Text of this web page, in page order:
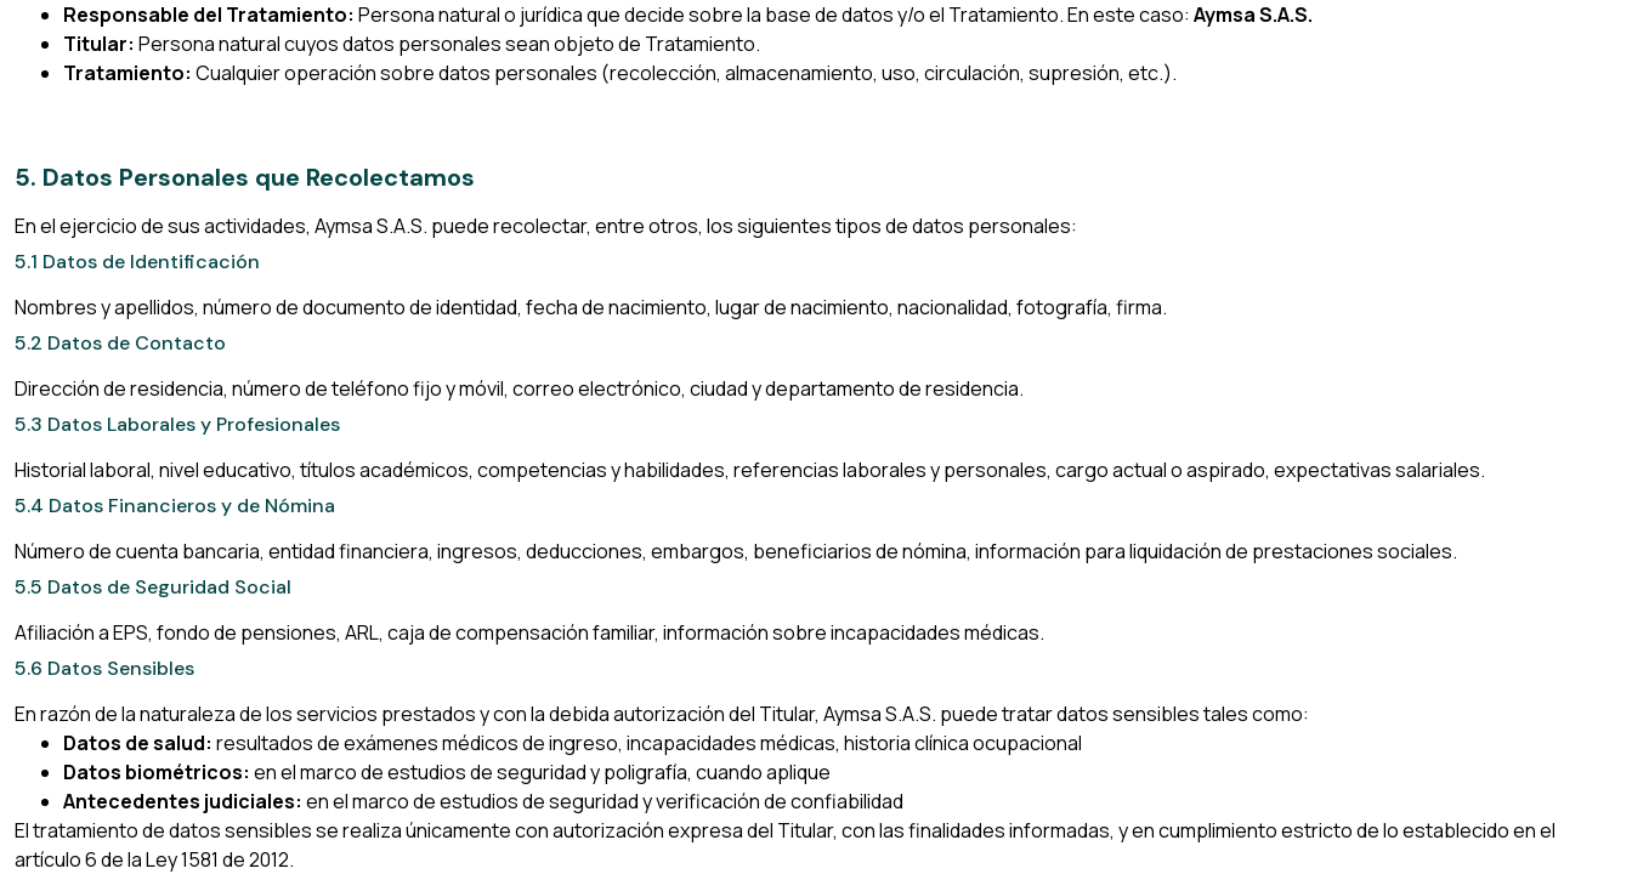
Responsable del Tratamiento: Persona natural o jurídica que decide sobre la base de datos y/o el Tratamiento. En este caso: Aymsa S.A.S.
Titular: Persona natural cuyos datos personales sean objeto de Tratamiento.
Tratamiento: Cualquier operación sobre datos personales (recolección, almacenamiento, uso, circulación, supresión, etc.).
5. Datos Personales que Recolectamos
En el ejercicio de sus actividades, Aymsa S.A.S. puede recolectar, entre otros, los siguientes tipos de datos personales:
5.1 Datos de Identificación
Nombres y apellidos, número de documento de identidad, fecha de nacimiento, lugar de nacimiento, nacionalidad, fotografía, firma.
5.2 Datos de Contacto
Dirección de residencia, número de teléfono fijo y móvil, correo electrónico, ciudad y departamento de residencia.
5.3 Datos Laborales y Profesionales
Historial laboral, nivel educativo, títulos académicos, competencias y habilidades, referencias laborales y personales, cargo actual o aspirado, expectativas salariales.
5.4 Datos Financieros y de Nómina
Número de cuenta bancaria, entidad financiera, ingresos, deducciones, embargos, beneficiarios de nómina, información para liquidación de prestaciones sociales.
5.5 Datos de Seguridad Social
Afiliación a EPS, fondo de pensiones, ARL, caja de compensación familiar, información sobre incapacidades médicas.
5.6 Datos Sensibles
En razón de la naturaleza de los servicios prestados y con la debida autorización del Titular, Aymsa S.A.S. puede tratar datos sensibles tales como:
Datos de salud: resultados de exámenes médicos de ingreso, incapacidades médicas, historia clínica ocupacional
Datos biométricos: en el marco de estudios de seguridad y poligrafía, cuando aplique
Antecedentes judiciales: en el marco de estudios de seguridad y verificación de confiabilidad
El tratamiento de datos sensibles se realiza únicamente con autorización expresa del Titular, con las finalidades informadas, y en cumplimiento estricto de lo establecido en el
artículo 6 de la Ley 1581 de 2012.